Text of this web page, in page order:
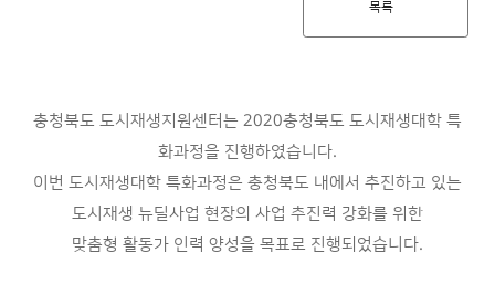
목록
충청북도 도시재생지원센터는 2020충청북도 도시재생대학 특
화과정을 진행하였습니다.
이번 도시재생대학 특화과정은 충청북도 내에서 추진하고 있는
도시재생 뉴딜사업 현장의 사업 추진력 강화를 위한
맞춤형 활동가 인력 양성을 목표로 진행되었습니다.